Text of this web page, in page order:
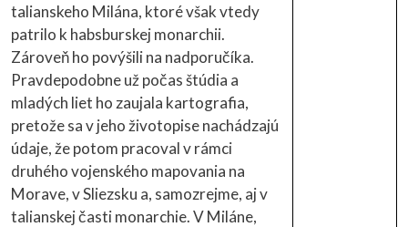
talianskeho Milána, ktoré však vtedy
patrilo k habsburskej monarchii.
Zároveň ho povýšili na nadporučíka.
Pravdepodobne už počas štúdia a
mladých liet ho zaujala kartografia,
pretože sa v jeho životopise nachádzajú
údaje, že potom pracoval v rámci
druhého vojenského mapovania na
Morave, v Sliezsku a, samozrejme, aj v
talianskej časti monarchie. V Miláne,